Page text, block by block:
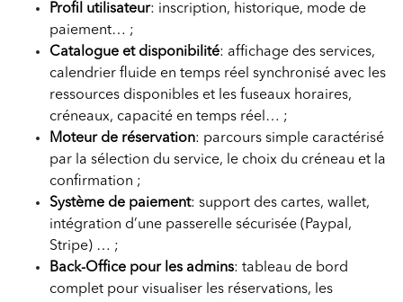
Profil utilisateur: inscription, historique, mode de
paiement… ;
Catalogue et disponibilité: affichage des services,
calendrier fluide en temps réel synchronisé avec les
ressources disponibles et les fuseaux horaires,
créneaux, capacité en temps réel… ;
Moteur de réservation: parcours simple caractérisé
par la sélection du service, le choix du créneau et la
confirmation ;
Système de paiement: support des cartes, wallet,
intégration d’une passerelle sécurisée (Paypal,
Stripe) … ;
Back-Office pour les admins: tableau de bord
complet pour visualiser les réservations, les